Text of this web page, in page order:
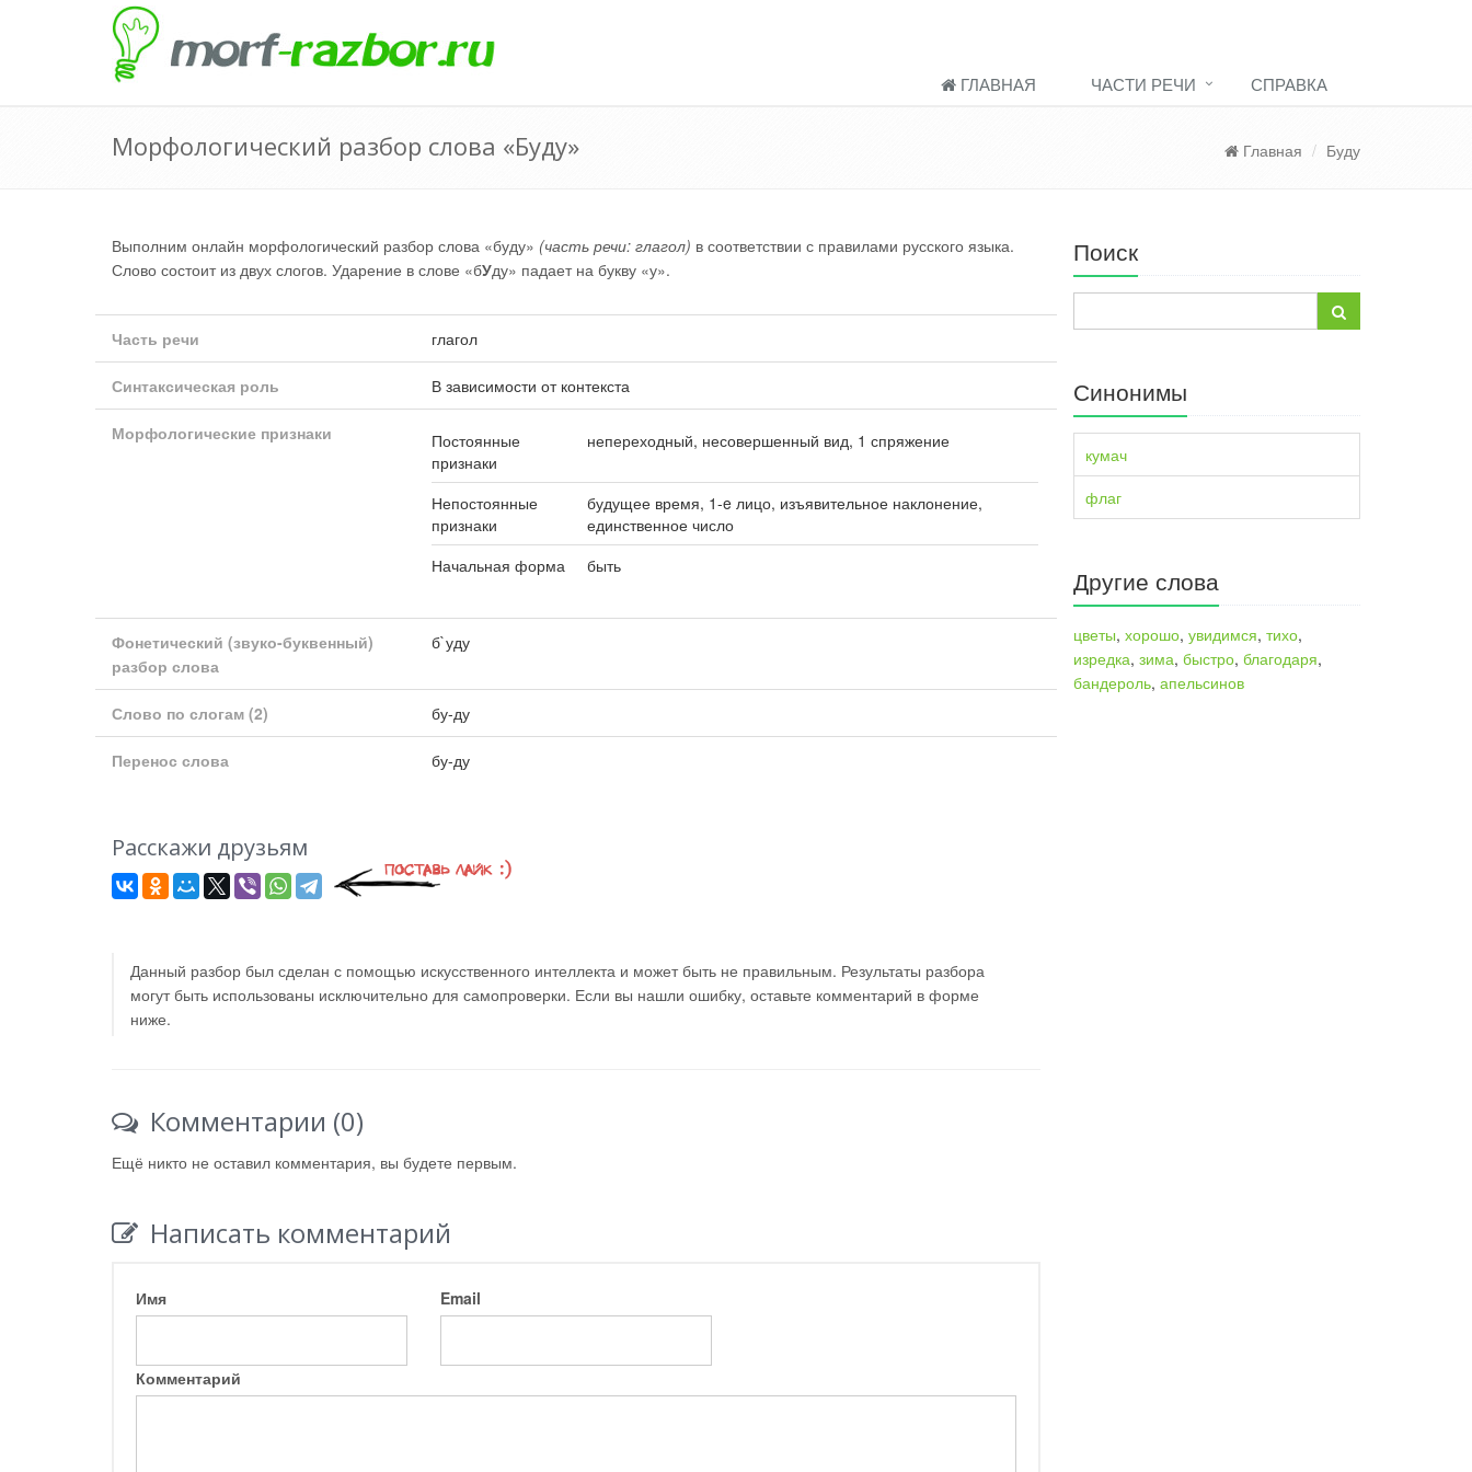
ГЛАВНАЯ ЧАСТИ РЕЧИ СПРАВКА
Морфологический разбор слова «Буду» Главная Буду
Выполним онлайн морфологический разбор слова «буду» (часть речи: глагол) в соответствии с правилами русского языка.
Слово состоит из двух слогов. Ударение в слове «бУду» падает на букву «у».
Часть речи глагол
Синтаксическая роль В зависимости от контекста
Морфологические признаки
Постоянные
признаки
непереходный, несовершенный вид, 1 спряжение
Непостоянные
признаки
будущее время, 1-e лицо, изъявительное наклонение,
единственное число
Начальная форма
быть
Фонетический (звуко-буквенный)
разбор слова
б`уду
Слово по слогам (2) бу-ду
Перенос слова бу-ду
Расскажи друзьям
Данный разбор был сделан с помощью искусственного интеллекта и может быть не правильным. Результаты разбора
могут быть использованы исключительно для самопроверки. Если вы нашли ошибку, оставьте комментарий в форме
ниже.
Комментарии (0)
Ещё никто не оставил комментария, вы будете первым.
Написать комментарий
Имя Email
Комментарий
Поиск
Синонимы
кумач
флаг
Другие слова
цветы, хорошо, увидимся, тихо,
изредка, зима, быстро, благодаря,
бандероль, апельсинов